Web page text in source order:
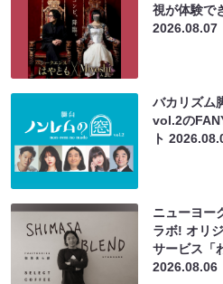
視が体験で
2026.08.07
バカリズム
vol.2の
ト
ニューヨー
ラボ! オリ
サービス「
2026.08.06